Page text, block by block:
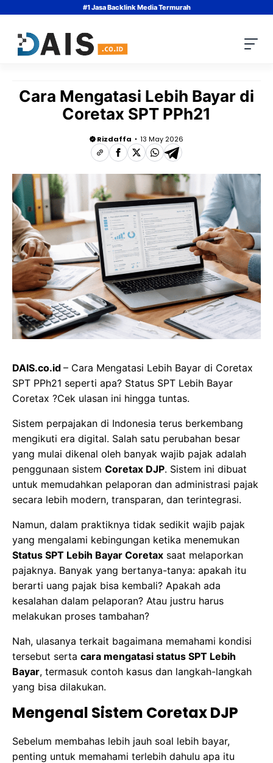
content
#1 Jasa Backlink Media Termurah
Cara Mengatasi Lebih Bayar di
Coretax SPT PPh21
Rizdaffa 13 May 2026
DAIS.co.id – Cara Mengatasi Lebih Bayar di Coretax
SPT PPh21 seperti apa? Status SPT Lebih Bayar
Coretax ?Cek ulasan ini hingga tuntas.
Sistem perpajakan di Indonesia terus berkembang
mengikuti era digital. Salah satu perubahan besar
yang mulai dikenal oleh banyak wajib pajak adalah
penggunaan sistem Coretax DJP. Sistem ini dibuat
untuk memudahkan pelaporan dan administrasi pajak
secara lebih modern, transparan, dan terintegrasi.
Namun, dalam praktiknya tidak sedikit wajib pajak
yang mengalami kebingungan ketika menemukan
Status SPT Lebih Bayar Coretax saat melaporkan
pajaknya. Banyak yang bertanya-tanya: apakah itu
berarti uang pajak bisa kembali? Apakah ada
kesalahan dalam pelaporan? Atau justru harus
melakukan proses tambahan?
Nah, ulasanya terkait bagaimana memahami kondisi
tersebut serta cara mengatasi status SPT Lebih
Bayar, termasuk contoh kasus dan langkah-langkah
yang bisa dilakukan.
Mengenal Sistem Coretax DJP
Sebelum membahas lebih jauh soal lebih bayar,
penting untuk memahami terlebih dahulu apa itu